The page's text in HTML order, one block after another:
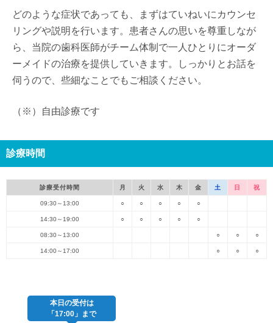
どのような症状であっても、まずはていねいにカウンセ
リングや説明を行います。患者さんの思いを尊重しなが
ら、当院の歯科医師がチーム体制で一人ひとりにオーダ
ーメイドの治療を提供していきます。しっかりとお話を
伺うので、些細なことでもご相談ください。
（※）自由診療です
診療時間
診療受付時間 月 火 水 木 金 土 日 祝
09:30～13:00 ○ ○ ○ ○ ○
14:30～19:00 ○ ○ ○ ○ ○
08:30～13:00 ○ ○ ○
14:00～17:00 ○ ○ ○
本日の受付は
「17:00」まで